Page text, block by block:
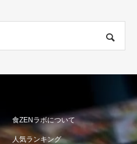
食ZENラボについて
人気ランキング